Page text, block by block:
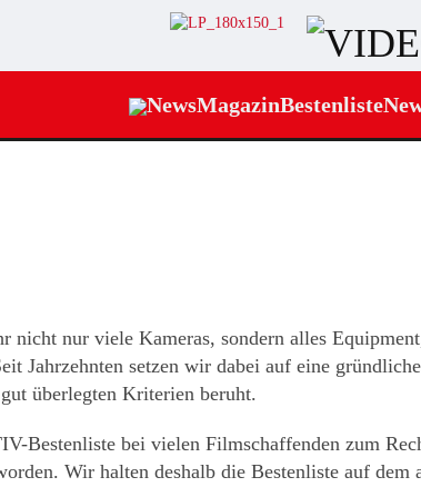
NewsMagazinBestenliste
nur viele Kameras, sondern alles
Jahrzehnten setzen wir dabei auf eine
überlegten Kriterien beruht.
Bestenliste bei vielen Filmschaffenden zum
Wir halten deshalb die Bestenliste auf dem